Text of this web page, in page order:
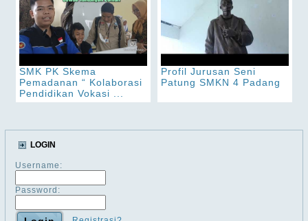
SMK PK Skema
Pemadanan “ Kolaborasi
Pendidikan Vokasi ...
Profil Jurusan Seni
Patung SMKN 4 Padang
LOGIN
Username:
Password: